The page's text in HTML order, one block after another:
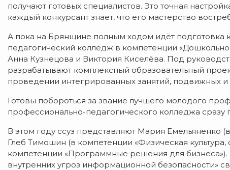
получают готовых специалистов. Это точная
каждый конкурсант знает, что его мастерство
А пока на Брянщине полным ходом идёт подготовка
педагогический колледж в компетенции
Анна Кузнецова и Виктория Киселёва. Под
разрабатывают комплексный образовательный
проведении интегрированных занятий, подвижных и
Готовы побороться за звание лучшего молодого
профессионально-педагогического колледжа сразу
В этом году ссуз представляют Мария Емельяненко
Глеб Тимошин (в компетенции «Физическая
компетенции «Программные решения для
внутренних угроз информационной безопасности»